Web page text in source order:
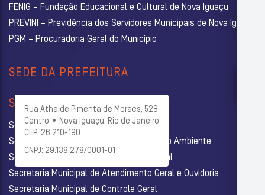
FENIG – Fundação Educacional e Cultural de Nova Iguaçu
PREVINI – Previdência dos Servidores Municipais de Nova Iguaçu
PGM – Procuradoria Geral do Município
SEDE DA PREFEITURA
Rua Athaide Pimenta de Moraes, 528
Centro • Nova Iguaçu, Rio de Janeiro
CEP: 26.210-190
CNPJ: 29.138.278/0001-01
SECRETARIAS
Secretaria Municipal de Administração
Secretaria Municipal de Agricultura e Meio Ambiente
Secretaria Municipal de Assistência Social
Secretaria Municipal de Atendimento Geral e Ouvidoria
Secretaria Municipal de Controle Geral